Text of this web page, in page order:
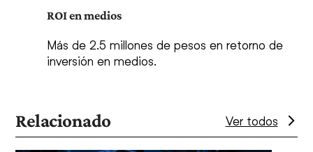
ROI en medios
Más de 2.5 millones de pesos en retorno de
inversión en medios.
Relacionado Ver todos